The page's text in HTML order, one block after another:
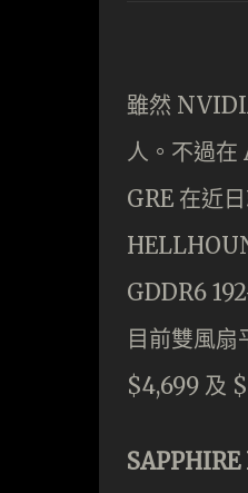
雖然
人。不過
GRE 在近
GDDR6
目前雙風
$4,699 及